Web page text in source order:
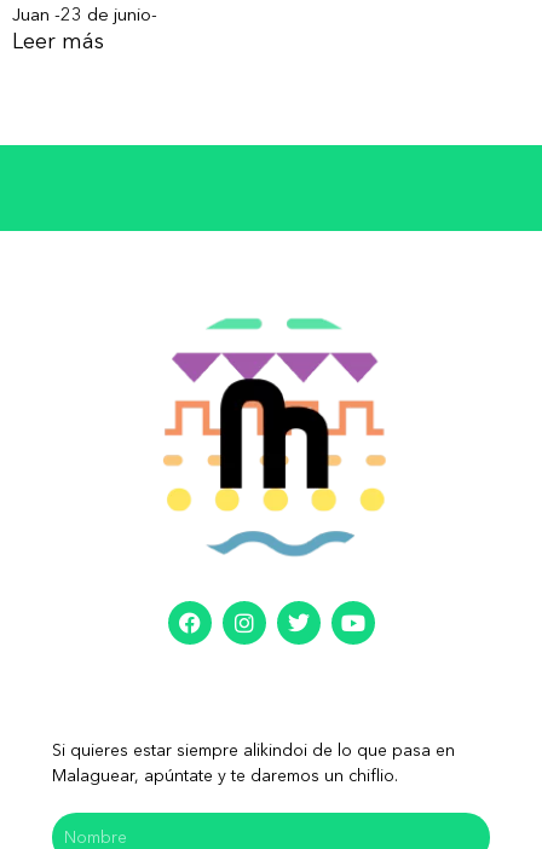
Juan -23 de junio-
Leer más
Si quieres estar siempre alikindoi de lo que pasa en
Malaguear, apúntate y te daremos un chiflio.